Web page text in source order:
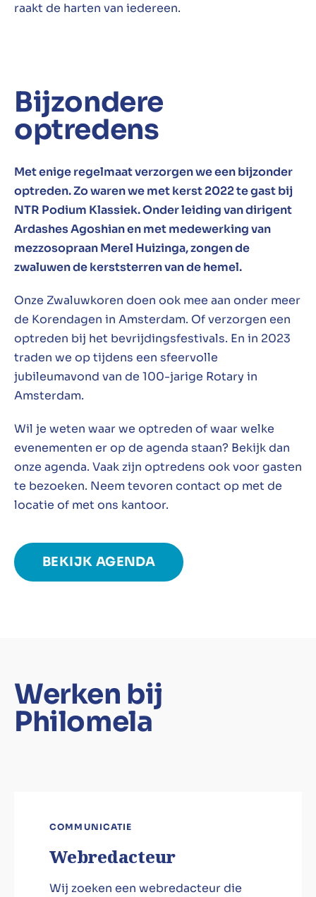
raakt de harten van iedereen.
Bijzondere
optredens
Met enige regelmaat verzorgen we een bijzonder
optreden. Zo waren we met kerst 2022 te gast bij
NTR Podium Klassiek. Onder leiding van dirigent
Ardashes Agoshian en met medewerking van
mezzosopraan Merel Huizinga, zongen de
zwaluwen de kerststerren van de hemel.
Onze Zwaluwkoren doen ook mee aan onder meer
de Korendagen in Amsterdam. Of verzorgen een
optreden bij het bevrijdingsfestivals. En in 2023
traden we op tijdens een sfeervolle
jubileumavond van de 100-jarige Rotary in
Amsterdam.
Wil je weten waar we optreden of waar welke
evenementen er op de agenda staan? Bekijk dan
onze agenda. Vaak zijn optredens ook voor gasten
te bezoeken. Neem tevoren contact op met de
locatie of met ons kantoor.
BEKIJK AGENDA
Werken bij
Philomela
COMMUNICATIE
Webredacteur
Wij zoeken een webredacteur die